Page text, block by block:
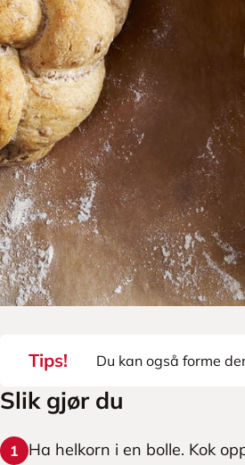
Tips! Du kan også forme
Slik gjør du
1
Ha helkorn i en bolle. Kok